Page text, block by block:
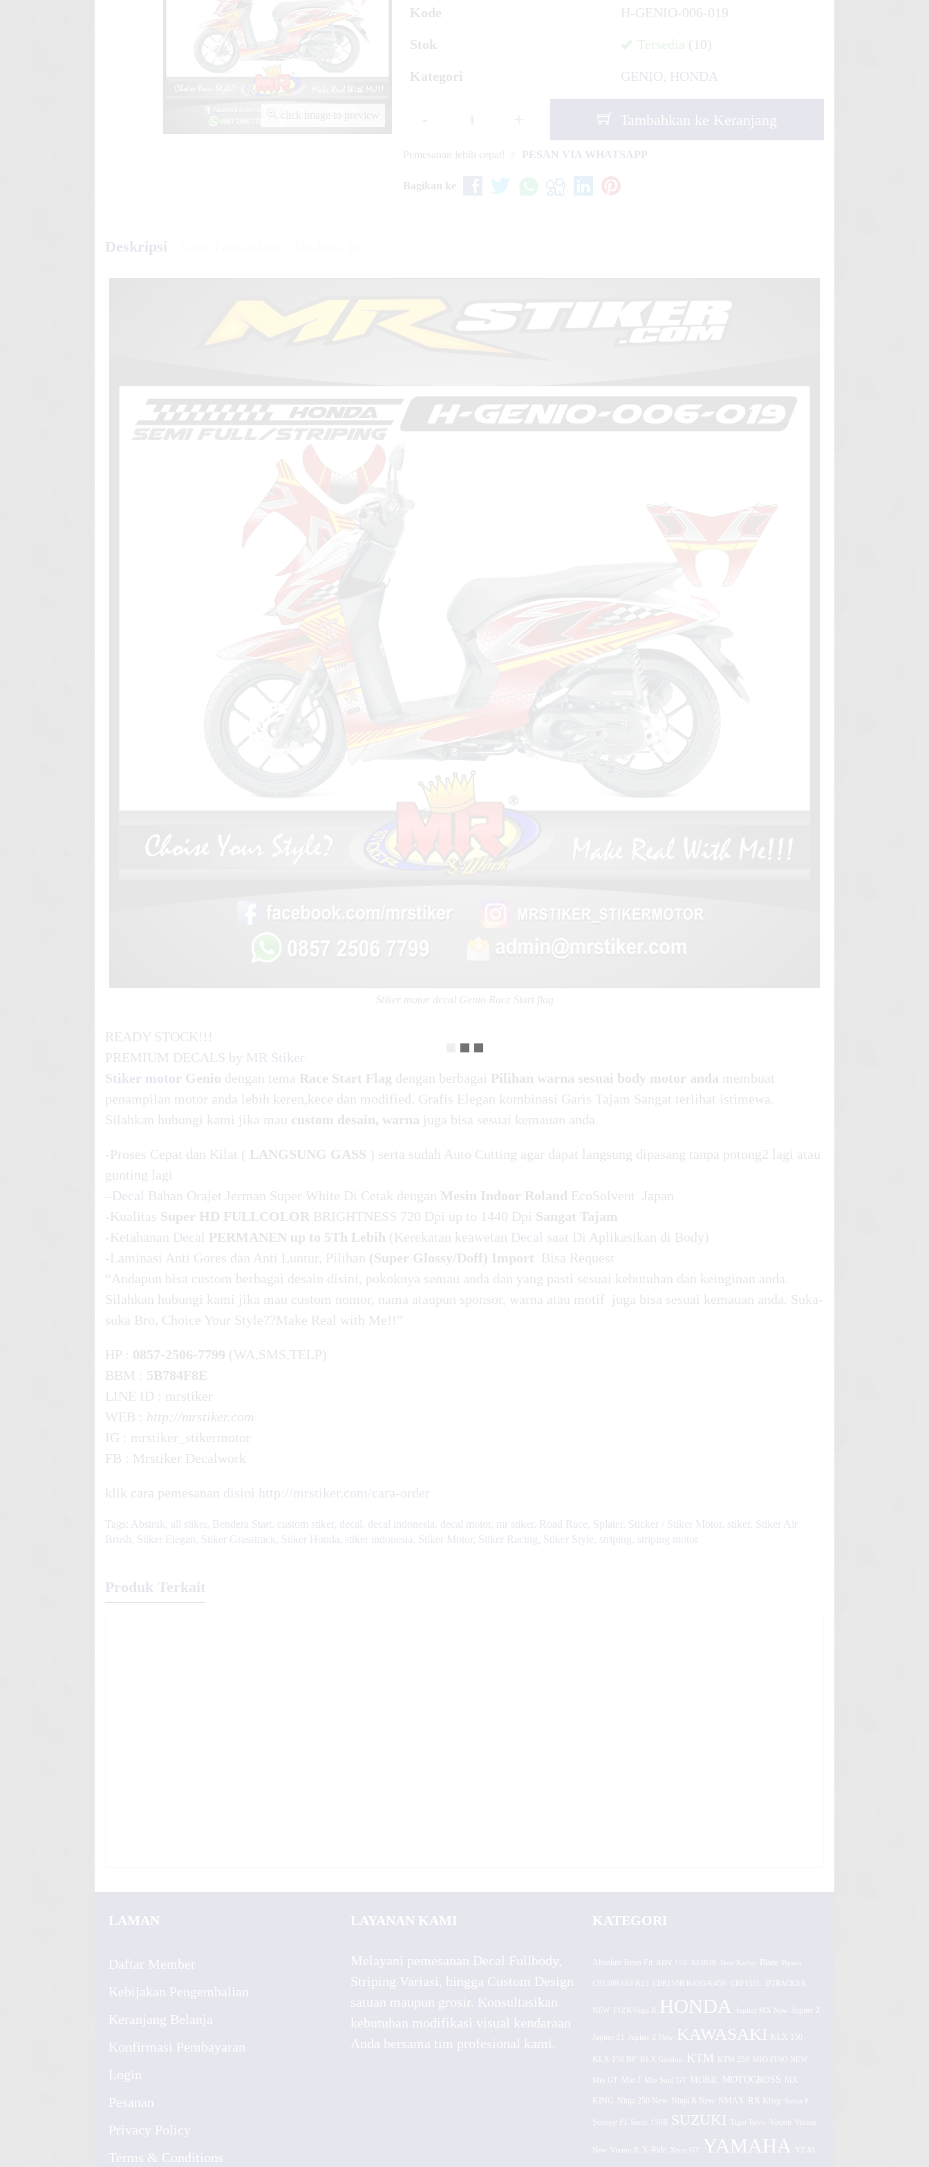
Stiker motor decal Yamaha Vixion New Red
Sporty Ra
click image to preview
Kode H-GENIO-006-019
Stok Tersedia (10)
Kategori GENIO, HONDA
Tambahkan ke Keranjang
Pemesanan lebih cepat! PESAN VIA WHATSAPP
Bagikan ke
Deskripsi
Stiker motor decal Genio Race Start flag
READY STOCK!!!
PREMIUM DECALS by MR Stiker
Stiker motor Genio dengan tema Race Start Flag dengan berbagai Pilihan warna sesuai body motor anda membuat
penampilan motor anda lebih keren,kece dan modified. Grafis Elegan kombinasi Garis Tajam Sangat terlihat istimewa.
Silahkan hubungi kami jika mau custom desain, warna juga bisa sesuai kemauan anda.
-Proses Cepat dan Kilat ( LANGSUNG GASS ) serta sudah Auto Cutting agar dapat langsung dipasang tanpa potong2 lagi atau
gunting lagi
–Decal Bahan Orajet Jerman Super White Di Cetak dengan Mesin Indoor Roland EcoSolvent Japan
-Kualitas Super HD FULLCOLOR BRIGHTNESS 720 Dpi up to 1440 Dpi Sangat Tajam
-Ketahanan Decal PERMANEN up to 5Th Lebih (Kerekatan keawetan Decal saat Di Aplikasikan di Body)
-Laminasi Anti Gores dan Anti Luntur, Pilihan (Super Glossy/Doff) Import Bisa Request
“Andapun bisa custom berbagai desain disini, pokoknya semau anda dan yang pasti sesuai kebutuhan dan keinginan anda.
Silahkan hubungi kami jika mau custom nomor, nama ataupun sponsor, warna atau motif juga bisa sesuai kemauan anda. Suka-
suka Bro, Choice Your Style??Make Real with Me!!”
HP : 0857-2506-7799 (WA,SMS,TELP)
BBM : 5B784F8E
LINE ID : mrstiker
WEB : http://mrstiker.com
IG : mrstiker_stikermotor
FB : Mrstiker Decalwork
klik cara pemesanan disini http://mrstiker.com/cara-order
Tags: Abstrak all stiker Bendera Start custom stiker decal decal indonesia decal motor mr stiker Road Race Splater Sticker / Stiker Motor stiker
Stiker Air
Brush
Stiker Elegan Stiker Grasstrack Stiker Honda stiker indonesia Stiker Motor Stiker Racing Stiker Style striping striping motor
Produk Terkait
LAMAN
Daftar Member
Kebijakan Pengembalian
Keranjang Belanja
Konfirmasi Pembayaran
Login
Pesanan
Privacy Policy
Terms & Conditions
LAYANAN KAMI
Melayani pemesanan Decal Fullbody,
Striping Variasi, hingga Custom Design
satuan maupun grosir. Konsultasikan
kebutuhan modifikasi visual kendaraan
Anda bersama tim profesional kami.
KATEGORI
Absolute Revo Fit ADV 150 AEROX Beat Karbu
CB150R Old K15 CBR150R K45G/K45N CRF150L DTRACKER
NEW F1ZR/Vega R HONDA Jupiter MX New Jupiter Z
Jupiter Z1 Jupiter Z New KAWASAKI KLX 150
KLX 150 BF KLX Gordon KTM KTM 250 MIO FINO NEW
Mio GT Mio J Mio Soul GT MOBIL MOTOCROSS MX
KING Ninja 250 New Ninja R New NMAX RX King Satria F
Scoopy FI Sonic 150R SUZUKI Tiger Revo Vixion Vixion
Vixion R X-Ride Xeon GT YAMAHA YZ 85